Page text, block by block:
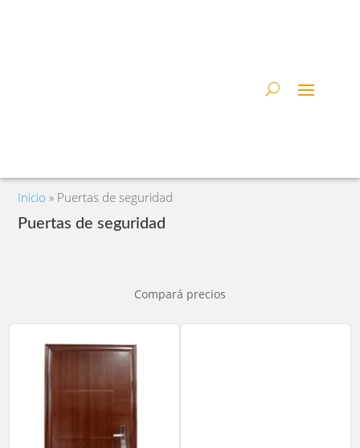
Inicio » Puertas de seguridad
Puertas de seguridad
Compará precios